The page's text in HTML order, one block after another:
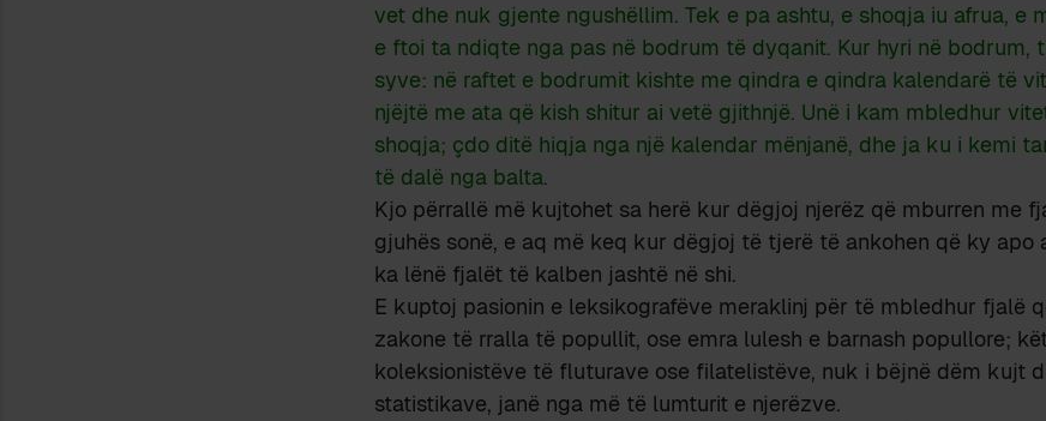
vet dhe nuk gjente ngushëllim. Tek e pa ashtu, e shoqja iu afrua, e
e ftoi ta ndiqte nga pas në bodrum të dyqanit. Kur hyri në bodrum,
syve: në raftet e bodrumit kishte me qindra e qindra kalendarë të
njëjtë me ata që kish shitur ai vetë gjithnjë. Unë i kam mbledhur
shoqja; çdo ditë hiqja nga një kalendar mënjanë, dhe ja ku i kemi
të dalë nga balta.
Kjo përrallë më kujtohet sa herë kur dëgjoj njerëz që mburren me
gjuhës sonë, e aq më keq kur dëgjoj të tjerë të ankohen që ky apo
ka lënë fjalët të kalben jashtë në shi.
E kuptoj pasionin e leksikografëve meraklinj për të mbledhur fjalë
zakone të rralla të popullit, ose emra lulesh e barnash popullore;
koleksionistëve të fluturave ose filatelistëve, nuk i bëjnë dëm kujt
statistikave, janë nga më të lumturit e njerëzve.